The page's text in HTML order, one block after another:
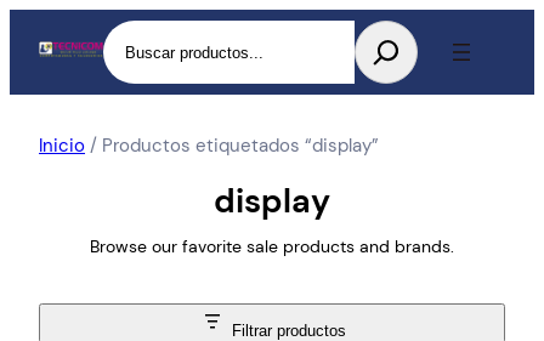
Buscar
Inicio / Productos etiquetados “display”
display
Browse our favorite sale products and brands.
Filtrar productos